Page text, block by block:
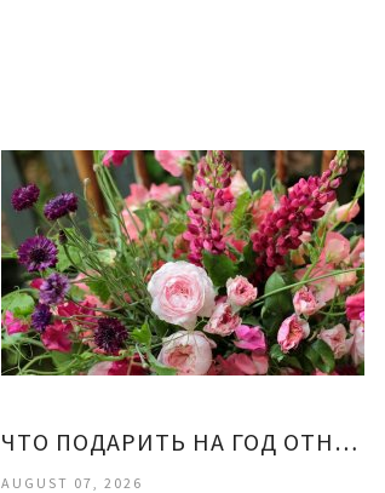
ЧТО ПОДАРИТЬ НА ГОД ОТНОШЕНИЙ ДЕВУШКЕ
AUGUST 07, 2026